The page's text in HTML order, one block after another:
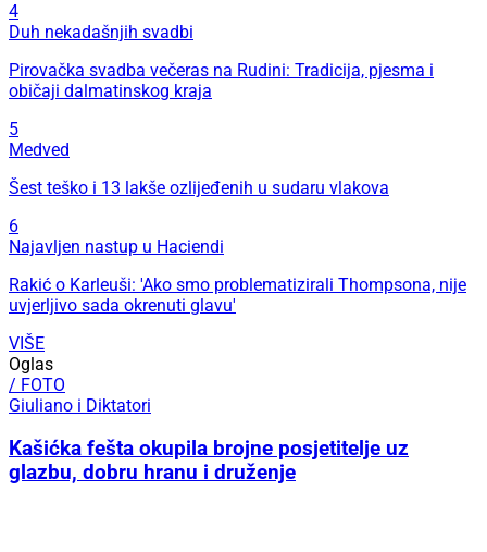
4
Duh nekadašnjih svadbi
Pirovačka svadba večeras na Rudini: Tradicija, pjesma i
običaji dalmatinskog kraja
5
Medved
Šest teško i 13 lakše ozlijeđenih u sudaru vlakova
6
Najavljen nastup u Haciendi
Rakić o Karleuši: 'Ako smo problematizirali Thompsona, nije
uvjerljivo sada okrenuti glavu'
VIŠE
Oglas
/ FOTO
Giuliano i Diktatori
Kašićka fešta okupila brojne posjetitelje uz
glazbu, dobru hranu i druženje